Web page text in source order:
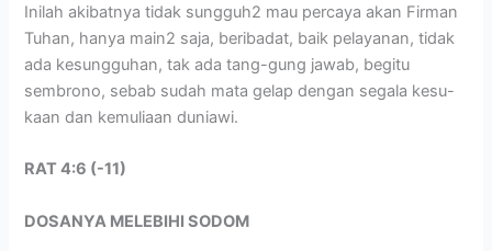
Inilah akibatnya tidak sungguh2 mau percaya akan Firman
Tuhan, hanya main2 saja, beribadat, baik pelayanan, tidak
ada kesungguhan, tak ada tang-gung jawab, begitu
sembrono, sebab sudah mata gelap dengan segala kesu-
kaan dan kemuliaan duniawi.
RAT 4:6 (-11)
DOSANYA MELEBIHI SODOM